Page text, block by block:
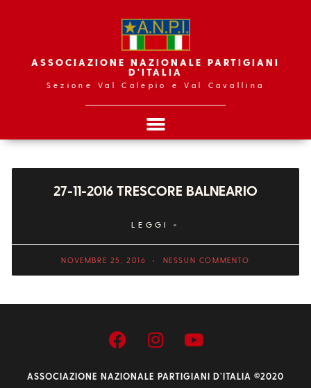
ASSOCIAZIONE NAZIONALE PARTIGIANI
D'ITALIA
Sezione Val Calepio e Val Cavallina
27-11-2016 TRESCORE BALNEARIO
LEGGI »
NOVEMBRE 25, 2016 NESSUN COMMENTO
ASSOCIAZIONE NAZIONALE PARTIGIANI D’ITALIA ©2020